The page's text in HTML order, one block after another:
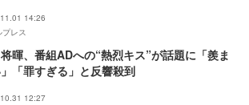
14:26
レス
暉、番組ADへの“熱烈キス”が話題に「羨ま
「罪すぎる」と反響殺到
12:27